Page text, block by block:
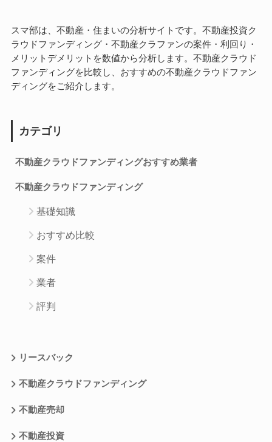
スマ部は、不動産・住まいの分析サイトです。不動産投資ク
ラウドファンディング・不動産クラファンの案件・利回り・
メリットデメリットを数値から分析します。不動産クラウド
ファンディングを比較し、おすすめの不動産クラウドファン
ディングをご紹介します。
カテゴリ
不動産クラウドファンディングおすすめ業者
不動産クラウドファンディング
基礎知識
おすすめ比較
案件
業者
評判
リースバック
不動産クラウドファンディング
不動産売却
不動産投資